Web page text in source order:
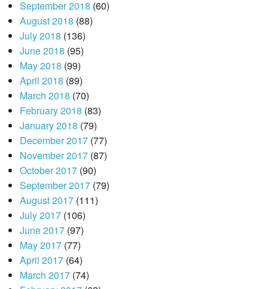
September 2018 (60)
August 2018 (88)
July 2018 (136)
June 2018 (95)
May 2018 (99)
April 2018 (89)
March 2018 (70)
February 2018 (83)
January 2018 (79)
December 2017(77)
November 2017(87)
October 2017(90)
September 2017(79)
August 2017(111)
July 2017(106)
June 2017(97)
May 2017(77)
April 2017(64)
March 2017(74)